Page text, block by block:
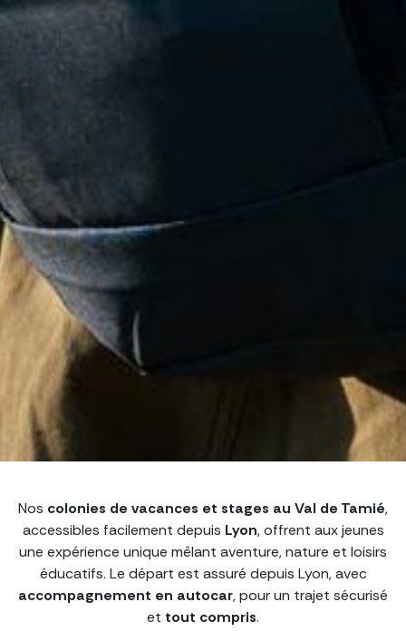
Nos colonies de vacances et stages au Val de Tamié,
accessibles facilement depuis Lyon, offrent aux jeunes
une expérience unique mêlant aventure, nature et loisirs
éducatifs. Le départ est assuré depuis Lyon, avec
accompagnement en autocar, pour un trajet sécurisé
et tout compris.